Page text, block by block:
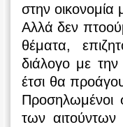
στην
Αλλά δεν
θέματα,
διάλογο με την
έτσι θα
Προσηλωμένοι
των αιτούντων